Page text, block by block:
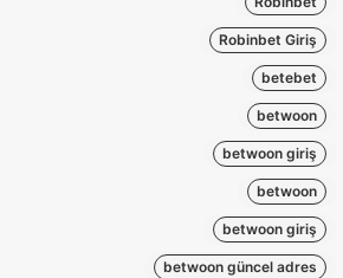
Robinbet Giriş
betebet
betwoon
betwoon giriş
betwoon
betwoon giriş
betwoon güncel adres